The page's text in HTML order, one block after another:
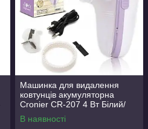
Машинка для видалення
ковтунців акумуляторна
Cronier CR-207 4 Вт Білий/
Фіолетовий
В наявності